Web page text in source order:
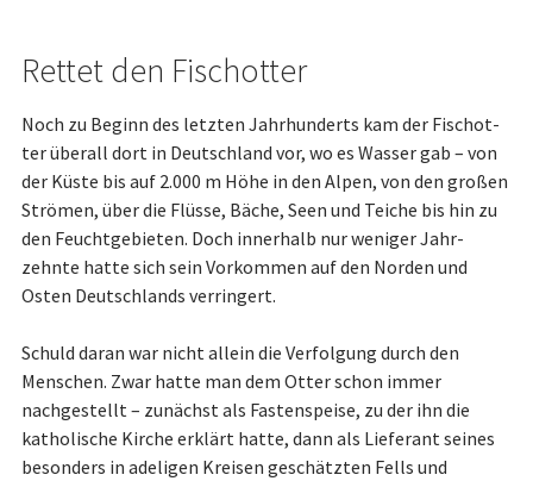
Rettet den Fischotter
Noch zu Beginn des letzten Jahr­hun­derts kam der Fisch­ot­
ter überall dort in Deutschland vor, wo es Wasser gab – von
der Küste bis auf 2.000 m Höhe in den Alpen, von den großen
Strömen, über die Flüsse, Bäche, Seen und Teiche bis hin zu
den Feucht­ge­bieten. Doch innerhalb nur weniger Jahr­
zehnte hatte sich sein Vorkommen auf den Norden und
Osten Deutschlands verringert.
Schuld daran war nicht allein die Verfolgung durch den
Menschen. Zwar hatte man dem Otter schon immer
nachgestellt – zunächst als Fastenspeise, zu der ihn die
katholische Kirche erklärt hatte, dann als Lieferant seines
besonders in adeligen Kreisen ge­schätzten Fells und